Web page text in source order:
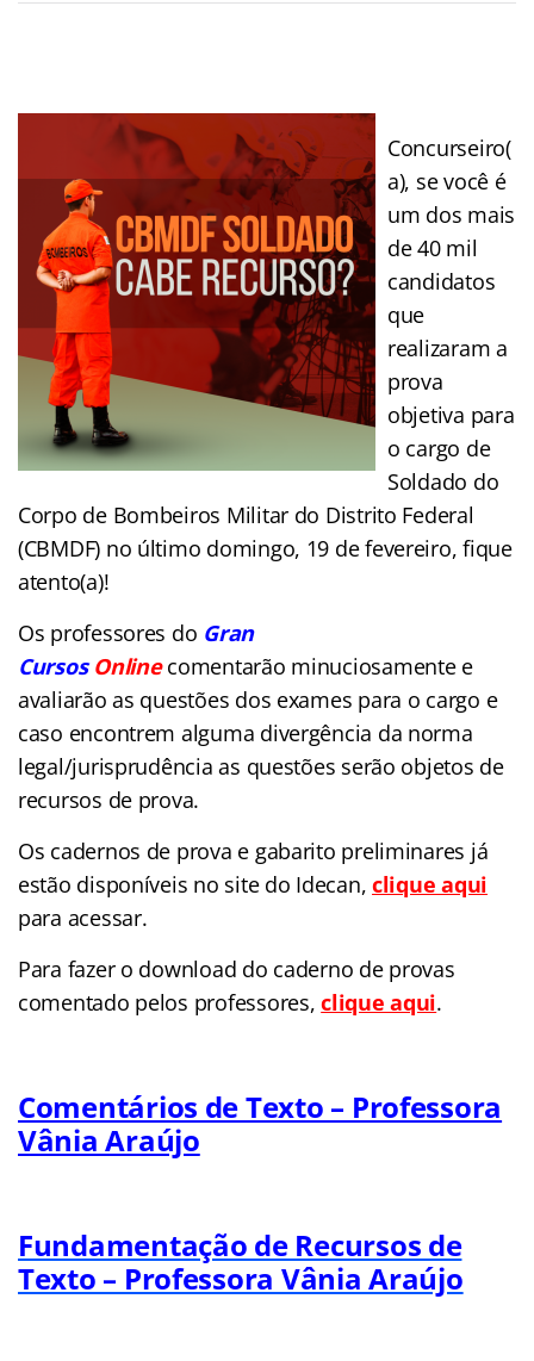
Concurseiro(
a), se você é
um dos mais
de 40 mil
candidatos
que
realizaram a
prova
objetiva para
o cargo de
Soldado do
Corpo de Bombeiros Militar do Distrito Federal
(CBMDF) no último domingo, 19 de fevereiro, fique
atento(a)!
Os professores do Gran
Cursos Online comentarão minuciosamente e
avaliarão as questões dos exames para o cargo e
caso encontrem alguma divergência da norma
legal/jurisprudência as questões serão objetos de
recursos de prova.
Os cadernos de prova e gabarito preliminares já
estão disponíveis no site do Idecan,clique aqui
para acessar.
Para fazer o download do caderno de provas
comentado pelos professores,clique aqui.
Comentários de Texto – Professora
Vânia Araújo
Fundamentação de Recursos de
Texto – Professora Vânia Araújo